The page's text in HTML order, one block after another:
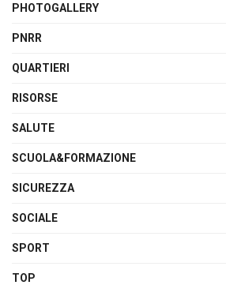
PHOTOGALLERY
PNRR
QUARTIERI
RISORSE
SALUTE
SCUOLA&FORMAZIONE
SICUREZZA
SOCIALE
SPORT
TOP